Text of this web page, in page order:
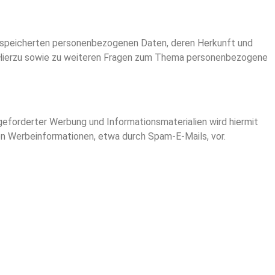
personenbezogenen Daten, deren Herkunft und
sowie zu weiteren Fragen zum Thema personenbezogene
Werbung und Informationsmaterialien wird hiermit
etwa durch Spam-E-Mails, vor.